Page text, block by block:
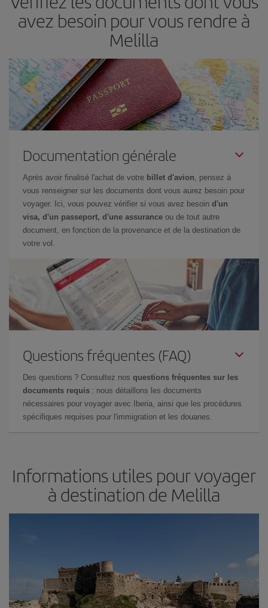
avez besoin pour vous rendre à
Melilla
Documentation générale
Après avoir finalisé l'achat de votre billet d'avion , pensez à
vous renseigner sur les documents dont vous aurez besoin pour
voyager. Ici, vous pouvez vérifier si vous avez besoin d'un
visa, d'un passeport, d'une assurance ou de tout autre
document, en fonction de la provenance et de la destination de
votre vol.
Questions fréquentes (FAQ)
Des questions ? Consultez nos questions fréquentes sur les
documents requis : nous détaillons les documents
nécessaires pour voyager avec Iberia, ainsi que les procédures
spécifiques requises pour l'immigration et les douanes.
Informations utiles pour voyager
à destination de Melilla